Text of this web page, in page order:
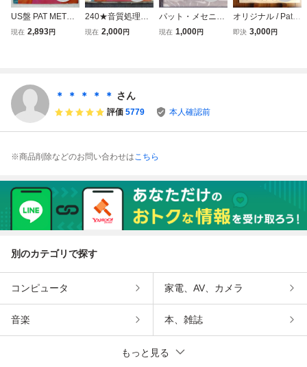
US盤 PAT METHE
NY STILL LIFE (T
現在 2,893円
240★音質処理CD
★パットメセニー/
60円★改善度、多
現在 2,000円
パット・メセニ
ー・グループ / PA
現在 1,000円
オリジナル / Pat M
etheny / パットメ
即決 3,000円
＊ ＊ ＊ ＊ ＊ さん
評価 5779 本人確認前
※商品削除などのお問い合わせはこちら
別のカテゴリで探す
コンピュータ 家電、AV、カメラ
音楽 本、雑誌
もっと見る